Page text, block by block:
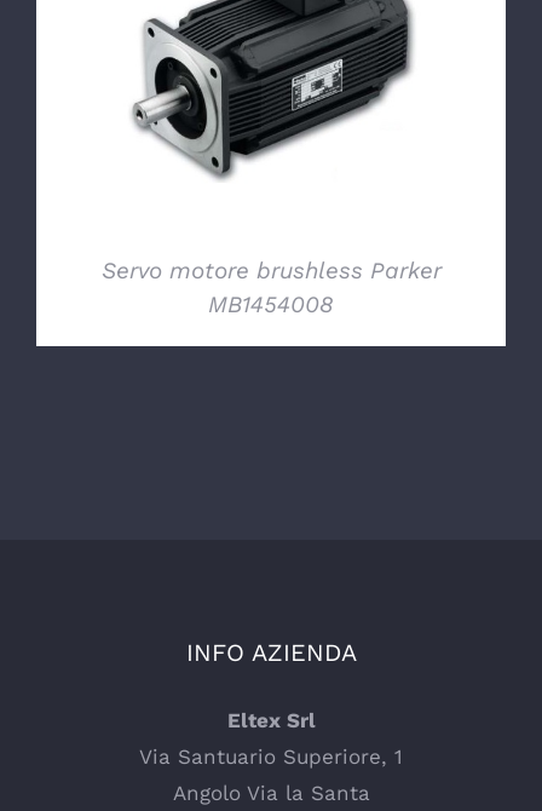
DETTAGLI
Servo motore brushless Parker
MB1454008
INFO AZIENDA
Eltex Srl
Via Santuario Superiore, 1
Angolo Via la Santa